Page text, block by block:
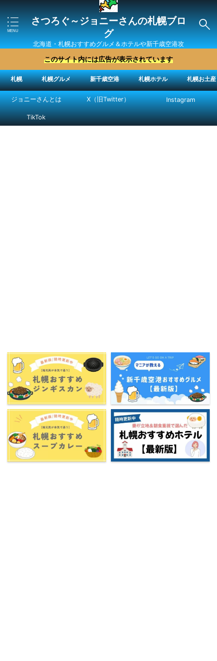
さつろぐ～ジョニーさんの札幌ブロ
グ
北海道・札幌おすすめグルメ＆ホテルや新千歳空港攻
略法を紹介 ″ジョニーさん“で検索
このサイト内には広告が表示されています
札幌 札幌グルメ 新千歳空港 札幌ホテル 札幌お土産
ジョニーさんとは X（旧Twitter） Instagram
TikTok